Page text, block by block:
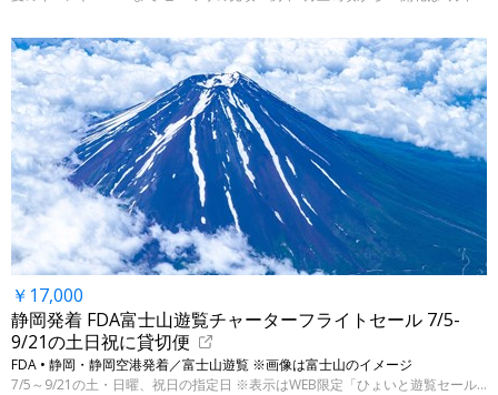
￥17,000
静岡発着 FDA富士山遊覧チャーターフライトセール 7/5-
9/21の土日祝に貸切便
FDA • 静岡・静岡空港発着／富士山遊覧 ※画像は富士山のイメージ
7/5～9/21の土・日曜、祝日の指定日 ※表示はWEB限定「ひょいと遊覧セール」運賃